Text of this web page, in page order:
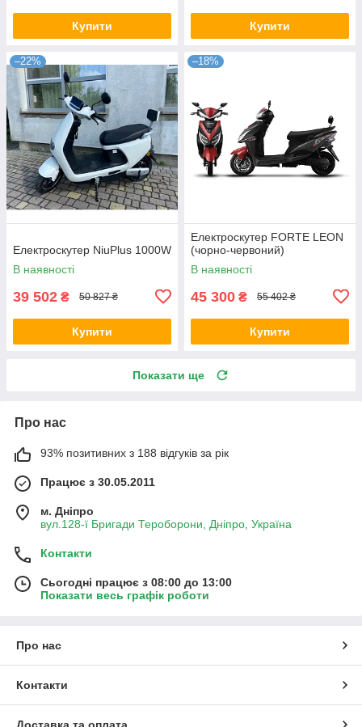
Купити Купити
–22%
Електроскутер NiuPlus 1000W
В наявності
39 502 ₴ 50 827 ₴
Купити
–18%
Електроскутер FORTE LEON
(чорно-червоний)
В наявності
45 300 ₴ 55 402 ₴
Купити
Показати ще
Про нас
93% позитивних з 188 відгуків за рік
Працює з 30.05.2011
м. Дніпро
вул.128-ї Бригади Тероборони, Дніпро, Україна
Контакти
Сьогодні працює з 08:00 до 13:00
Показати весь графік роботи
Про нас
Контакти